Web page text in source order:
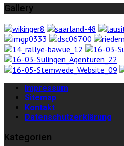
Gallery
Impressum
Sitemap
Kontakt
Datenschutzerklärung
Kategorien